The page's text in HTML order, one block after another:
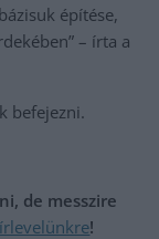
építése,
– írta a
befejezni.
de messzire
!